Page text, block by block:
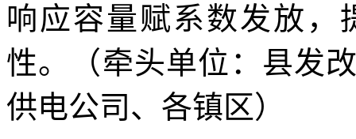
响应容量赋系数发放，
性。（牵头单位：县发
供电公司、各镇区）